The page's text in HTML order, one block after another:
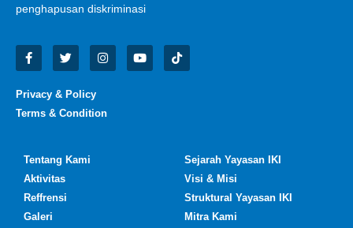
penghapusan diskriminasi
Privacy & Policy
Terms & Condition
Tentang Kami
Aktivitas
Reffrensi
Galeri
Sejarah Yayasan IKI
Visi & Misi
Struktural Yayasan IKI
Mitra Kami